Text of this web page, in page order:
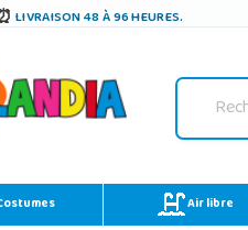
LIVRAISON 48 À 96 HEURES.
Air libre